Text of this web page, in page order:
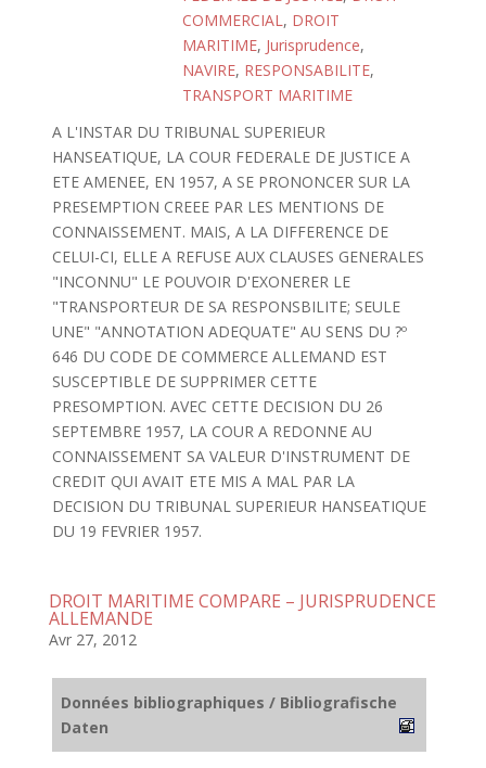
COMMERCIAL, DROIT
MARITIME, Jurisprudence,
NAVIRE, RESPONSABILITE,
TRANSPORT MARITIME
A L'INSTAR DU TRIBUNAL SUPERIEUR
HANSEATIQUE, LA COUR FEDERALE DE JUSTICE A
ETE AMENEE, EN 1957, A SE PRONONCER SUR LA
PRESEMPTION CREEE PAR LES MENTIONS DE
CONNAISSEMENT. MAIS, A LA DIFFERENCE DE
CELUI-CI, ELLE A REFUSE AUX CLAUSES GENERALES
"INCONNU" LE POUVOIR D'EXONERER LE
"TRANSPORTEUR DE SA RESPONSBILITE; SEULE
UNE" "ANNOTATION ADEQUATE" AU SENS DU ?º
646 DU CODE DE COMMERCE ALLEMAND EST
SUSCEPTIBLE DE SUPPRIMER CETTE
PRESOMPTION. AVEC CETTE DECISION DU 26
SEPTEMBRE 1957, LA COUR A REDONNE AU
CONNAISSEMENT SA VALEUR D'INSTRUMENT DE
CREDIT QUI AVAIT ETE MIS A MAL PAR LA
DECISION DU TRIBUNAL SUPERIEUR HANSEATIQUE
DU 19 FEVRIER 1957.
DROIT MARITIME COMPARE – JURISPRUDENCE
ALLEMANDE
Avr 27, 2012
Données bibliographiques / Bibliografische
Daten